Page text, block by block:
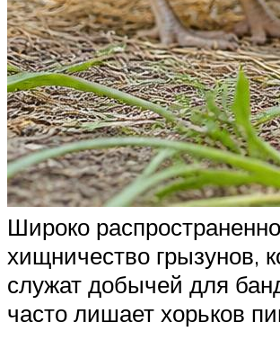
Широко
хищничество грызунов,
служат добычей для
часто лишает хорьков